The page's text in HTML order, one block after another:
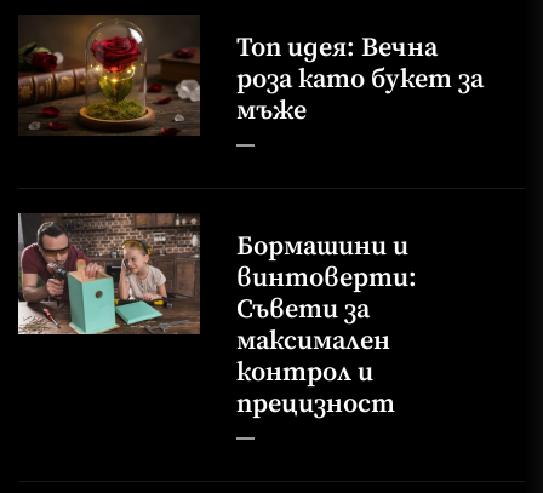
Топ идея: Вечна
роза като букет за
мъже
Бормашини и
винтоверти:
Съвети за
максимален
контрол и
прецизност